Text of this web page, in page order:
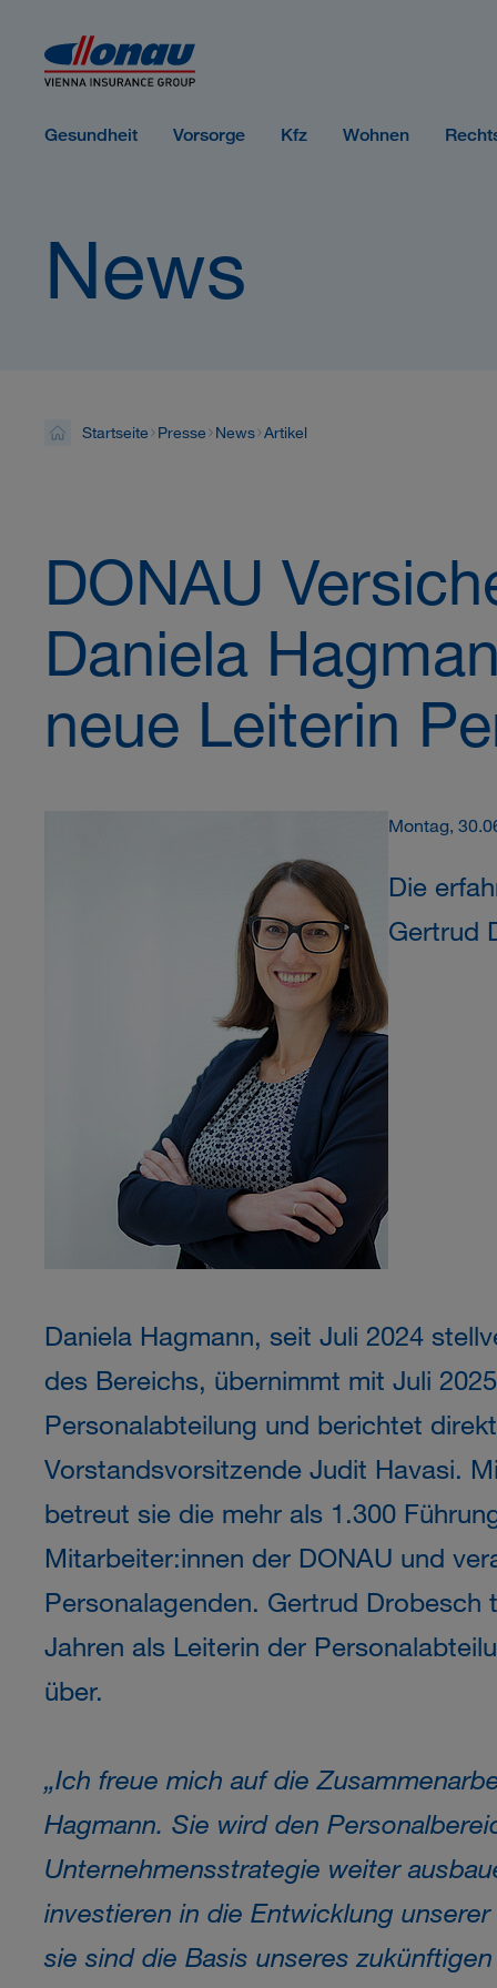
Gesundheit Vorsorge Kfz Wohnen
News
Startseite Presse News Artikel
DONAU
Daniela
neue Leiterin
Montag,
Die
Gertrud
Daniela Hagmann, seit Juli 2024
des Bereichs, übernimmt mit Juli
Personalabteilung und berichtet
Vorstandsvorsitzende Judit Havasi.
betreut sie die mehr als 1.300
Mitarbeiter:innen der DONAU und
Personalagenden. Gertrud Drobesch
Jahren als Leiterin der
über.
„Ich freue mich auf die
Hagmann. Sie wird den
Unternehmensstrategie weiter
investieren in die Entwicklung
sie sind die Basis unseres